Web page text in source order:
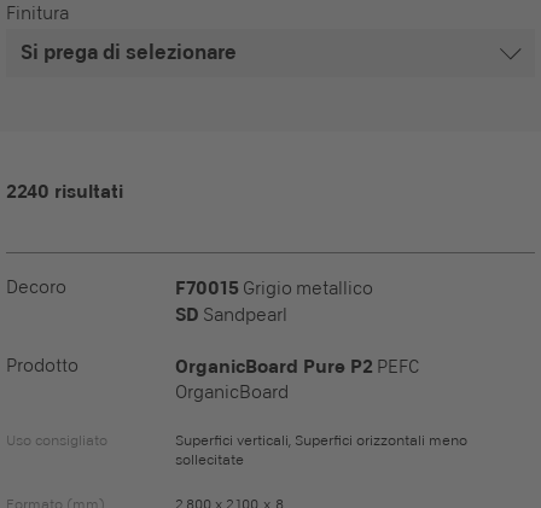
Finitura
2240 risultati
Decoro F70015 Grigio metallico
SD Sandpearl
Prodotto OrganicBoard Pure P2 PEFC
OrganicBoard
Uso consigliato
Superfici verticali, Superfici orizzontali meno
sollecitate
Formato (mm) 2.800 x 2.100 x 8